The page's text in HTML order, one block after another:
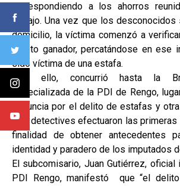
correspondiendo a los ahorros
trabajo. Una vez que los
domicilio, la víctima comenzó a
boleto ganador, percatándose en ese
sido víctima de una estafa.
Tras ello, concurrió hasta la
Especializada de la PDI de Rengo,
denuncia por el delito de estafas y
Los detectives efectuaron las primeras
finalidad de obtener antecedentes
identidad y paradero de los imputados
El subcomisario, Juan Gutiérrez,
PDI Rengo, manifestó que “el